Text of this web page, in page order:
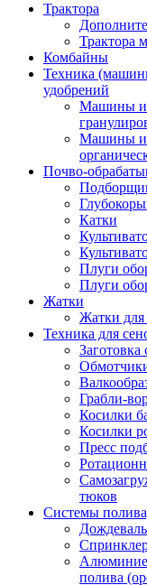
Трактора
Трактора
Комбайны
Техника
удобрений
Машины и
Машины и
Почво-
Катки
Плуги
Плуги
Жатки
Жатки для
Техника для
Заготовка
Грабли-
Косилки
Косилки
Пресс
тюков
Системы
полива